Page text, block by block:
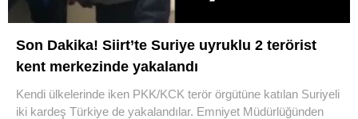
WhatsApp İhbar Hattı
NÖBETÇI ECZANELER
Son Dakika! Siirt’te Suriye uyruklu 2 terörist
kent merkezinde yakalandı
Kendi ülkelerinde iken PKK/KCK terör örgütüne katılan Suriyeli
iki kardeş Türkiye de yakalandılar. Emniyet Müdürlüğünden